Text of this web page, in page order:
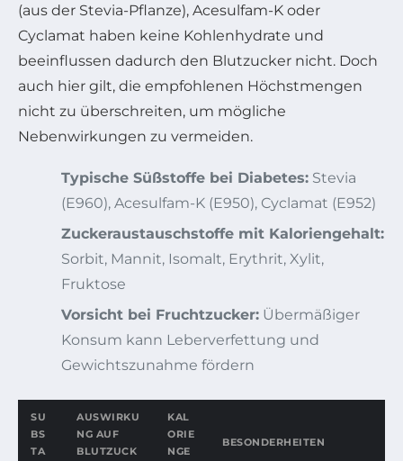
(aus der Stevia-Pflanze), Acesulfam-K oder
Cyclamat haben keine Kohlenhydrate und
beeinflussen dadurch den Blutzucker nicht. Doch
auch hier gilt, die empfohlenen Höchstmengen
nicht zu überschreiten, um mögliche
Nebenwirkungen zu vermeiden.
Typische Süßstoffe bei Diabetes: Stevia
(E960), Acesulfam-K (E950), Cyclamat (E952)
Zuckeraustauschstoffe mit Kaloriengehalt:
Sorbit, Mannit, Isomalt, Erythrit, Xylit,
Fruktose
Vorsicht bei Fruchtzucker: Übermäßiger
Konsum kann Leberverfettung und
Gewichtszunahme fördern
SU
BS
TA
AUSWIRKU
NG AUF
BLUTZUCK
KAL
ORIE
NGE
BESONDERHEITEN